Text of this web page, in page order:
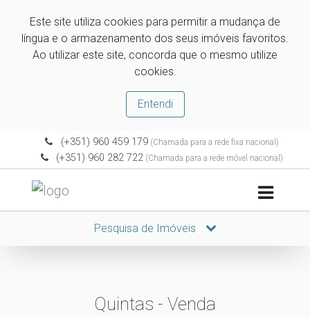
Este site utiliza cookies para permitir a mudança de
língua e o armazenamento dos seus imóveis favoritos.
Ao utilizar este site, concorda que o mesmo utilize
cookies.
Entendi
(+351) 960 459 179(Chamada para a rede fixa nacional)
(+351) 960 282 722 (Chamada para a rede móvel nacional)
Pesquisa de Imóveis
Quintas - Venda